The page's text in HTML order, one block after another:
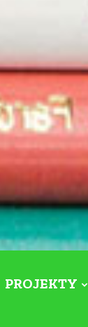
PROJEKTY